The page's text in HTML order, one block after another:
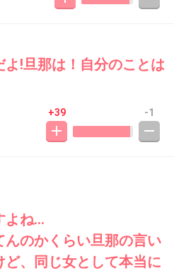
!旦那は！自分のことは
+39 -1
よね…
のかくらい旦那の言い
、同じ女として本当に